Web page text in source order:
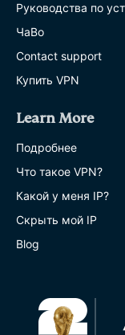
Руководства по
ЧаВо
Contact support
Купить VPN
Learn More
Подробнее
Что такое VPN?
Какой у меня IP?
Скрыть мой IP
Blog